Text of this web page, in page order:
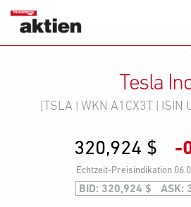
Tesla
[TSLA | WKN A1CX3T |
320,930 $ -
Echtzeit-Preisindikation
BID: 320,930 $ ASK: